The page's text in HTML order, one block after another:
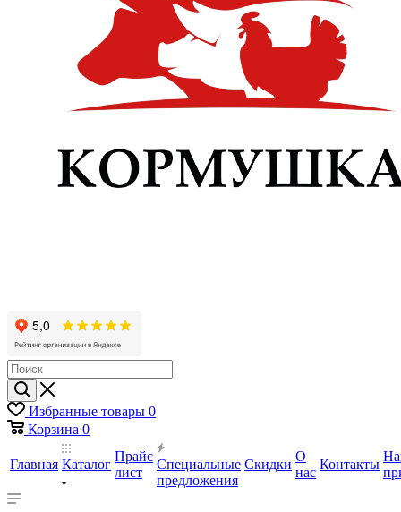
Избранные товары 0
Корзина 0
Главная Каталог
Прайс
лист
Специальные
предложения
Скидки
О
нас
Контакты